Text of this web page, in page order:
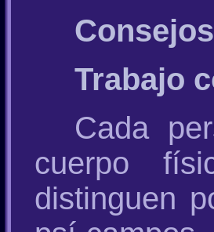
Trabajo
Cada
cuerpo
distinguen